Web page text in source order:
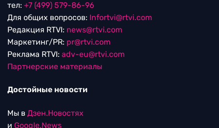
тел: +7 (499) 579-86-96
Для общих вопросов: Infortvi@rtvi.com
Редакция RTVI: news@rtvi.com
Маркетинг/PR: pr@rtvi.com
Реклама RTVI: adv-eu@rtvi.com
Партнерские материалы
Достойные новости
Мы в Дзен.Новостях
и Google.News